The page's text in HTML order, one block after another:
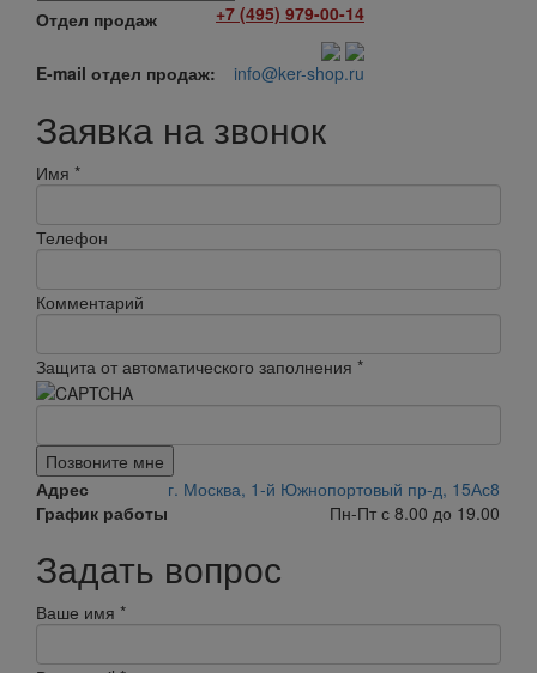
Отдел продаж +7 (495) 979-00-14
E-mail отдел продаж: info@ker-shop.ru
Заявка на звонок
Имя *
Телефон
Комментарий
Защита от автоматического заполнения *
Позвоните мне
Адрес
г. Москва, 1-й Южнопортовый пр-д, 15Ас8
График работы
Пн-Пт с 8.00 до 19.00
Задать вопрос
Ваше имя *